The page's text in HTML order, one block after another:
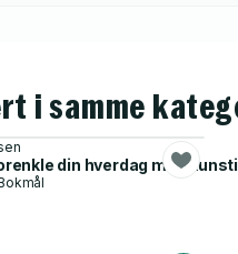
i samme
din hverdag med